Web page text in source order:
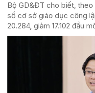
Bộ GD&ĐT cho biết,
số cơ sở giáo dục công
20.284, giảm 17.102 đầu